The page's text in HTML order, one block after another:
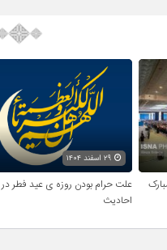
علت حرام بودن روزه ی عید فطر در
احادیث